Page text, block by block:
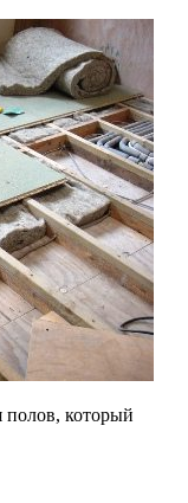
полов, который